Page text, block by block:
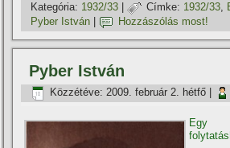
Kategória: 1932/33 | Címke: 1932/33,
Pyber István
Hozzászólás most!
Pyber István
Közzétéve: 2009. február 2. hétfő
Egy